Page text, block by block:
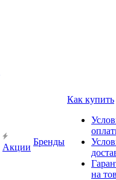
Акции
Бренды
Как купить
на